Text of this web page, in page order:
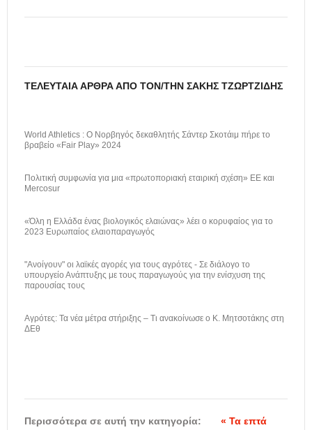
ΤΕΛΕΥΤΑΊΑ ΆΡΘΡΑ ΑΠΌ ΤΟΝ/ΤΗΝ ΣΆΚΗΣ ΤΖΩΡΤΖΊΔΗΣ
World Athletics : Ο Νορβηγός δεκαθλητής Σάντερ Σκοτάιμ πήρε το
βραβείο «Fair Play» 2024
Πολιτική συμφωνία για μια «πρωτοποριακή εταιρική σχέση» ΕΕ και
Mercosur
«Όλη η Ελλάδα ένας βιολογικός ελαιώνας» λέει ο κορυφαίος για το
2023 Ευρωπαίος ελαιοπαραγωγός
"Ανοίγουν" οι λαϊκές αγορές για τους αγρότες - Σε διάλογο το
υπουργείο Ανάπτυξης με τους παραγωγούς για την ενίσχυση της
παρουσίας τους
Αγρότες: Τα νέα μέτρα στήριξης – Τι ανακοίνωσε ο Κ. Μητσοτάκης στη
ΔΕθ
Περισσότερα σε αυτή την κατηγορία:
« Τα επτά